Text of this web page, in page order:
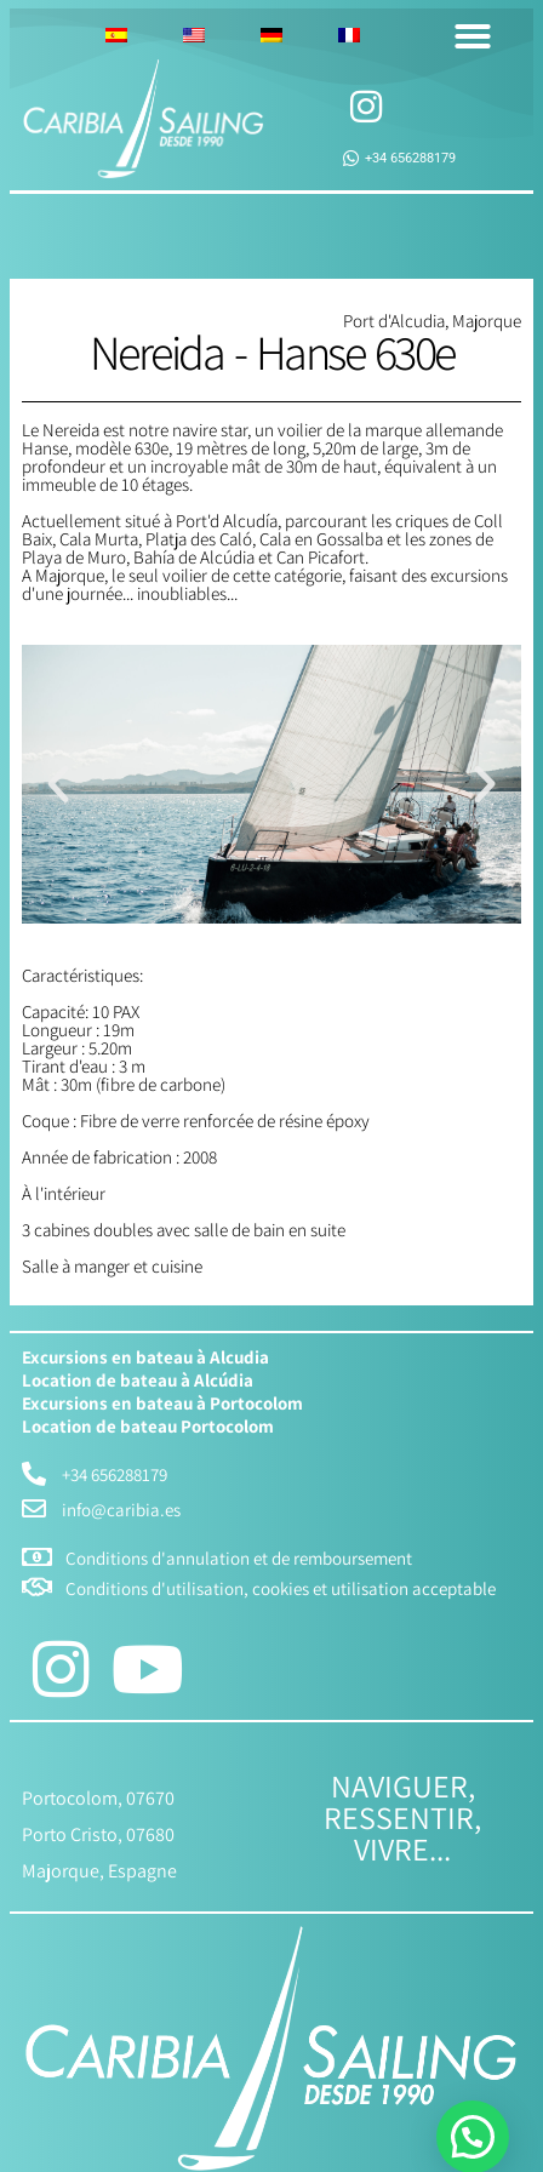
+34 656288179
Port d'Alcudia, Majorque
Nereida - Hanse 630e
Le Nereida est notre navire star, un voilier de la marque allemande
Hanse, modèle 630e, 19 mètres de long, 5,20m de large, 3m de
profondeur et un incroyable mât de 30m de haut, équivalent à un
immeuble de 10 étages.
Actuellement situé à Port'd Alcudía, parcourant les criques de Coll
Baix, Cala Murta, Platja des Caló, Cala en Gossalba et les zones de
Playa de Muro, Bahía de Alcúdia et Can Picafort.
A Majorque, le seul voilier de cette catégorie, faisant des excursions
d'une journée... inoubliables...
Caractéristiques:
Capacité: 10 PAX
Longueur : 19m
Largeur : 5.20m
Tirant d'eau : 3 m
Mât : 30m (fibre de carbone)
Coque : Fibre de verre renforcée de résine époxy
Année de fabrication : 2008
À l'intérieur
3 cabines doubles avec salle de bain en suite
Salle à manger et cuisine
Excursions en bateau à Alcudia
Location de bateau à Alcúdia
Excursions en bateau à Portocolom
Location de bateau Portocolom
+34 656288179
info@caribia.es
Conditions d'annulation et de remboursement
Conditions d'utilisation, cookies et utilisation acceptable
Portocolom, 07670
Porto Cristo, 07680
Majorque, Espagne
NAVIGUER,
RESSENTIR,
VIVRE...